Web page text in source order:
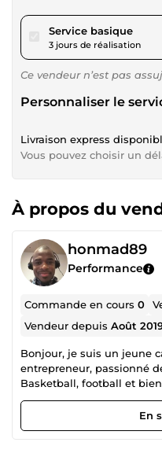
Service basiquepour
3 jours de réalisation
Ce vendeur n’est pas
Personnaliser le
Livraison express
Vous pouvez choisir un
À propos du
honmad89
Performance
Commande en cours0
Vendeur depuisAoût
Bonjour, je suis un jeune
entrepreneur, passionné
Basketball, football et
acquise dans certains
certaines de mes
j'aime bien les challenges
En